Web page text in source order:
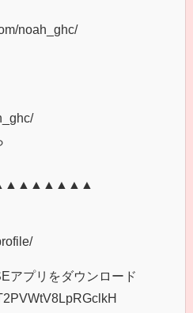
noah_ghc/
アプリをダウンロード